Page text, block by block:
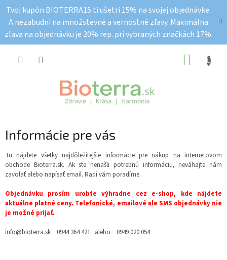
obsah
Tvoj kupón BIOTERRA15 ti ušetri 15% na svojej objednávke.
A nezabudni na množstevné a vernostné zľavy. Maximálna
zľava na objednávku je 20% rep. pri vybraných značkách 17%.
Informácie pre vás
Tu nájdete všetky najdôležitejšie informácie pre nákup na internetovom
obchode Bioterra.sk. Ak ste nenašli potrebnú informáciu, neváhajte nám
zavolať alebo napísať email. Radi vám poradíme.
Objednávku prosím urobte výhradne cez e-shop, kde nájdete
aktuálne platné ceny. Telefonické, emailové ale SMS objednávky nie
je možné prijať.
info@bioterra.sk 0944 364 421 alebo 0949 020 054